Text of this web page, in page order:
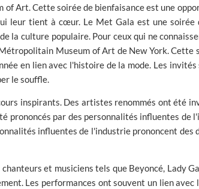
Art. Cette soirée de bienfaisance est une
leur tient à cœur. Le Met Gala est une soirée
culture populaire. Pour ceux qui ne
Museum of Art de New York. Cette
en lien avec l'histoire de la mode. Les
le souffle.
inspirants. Des artistes renommés ont été
prononcés par des personnalités influentes de
influentes de l'industrie prononcent des
et musiciens tels que Beyoncé, Lady
Les performances ont souvent un lien avec